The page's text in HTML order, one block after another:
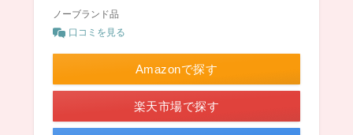
ノーブランド品
口コミを見る
Amazonで探す
楽天市場で探す